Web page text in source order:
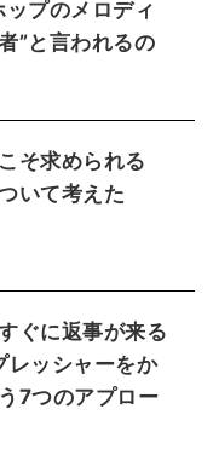
プのメロディ
”と言われるの
そ求められる
いて考えた
ぐに返事が来る
レッシャーをか
7つのアプロー